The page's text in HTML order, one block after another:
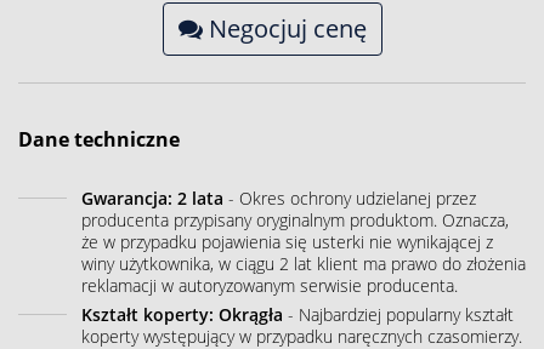
Negocjuj cenę
Dane techniczne
Gwarancja: 2 lata - Okres ochrony udzielanej przez
producenta przypisany oryginalnym produktom. Oznacza,
że w przypadku pojawienia się usterki nie wynikającej z
winy użytkownika, w ciągu 2 lat klient ma prawo do złożenia
reklamacji w autoryzowanym serwisie producenta.
Kształt koperty: Okrągła - Najbardziej popularny kształt
koperty występujący w przypadku naręcznych czasomierzy.